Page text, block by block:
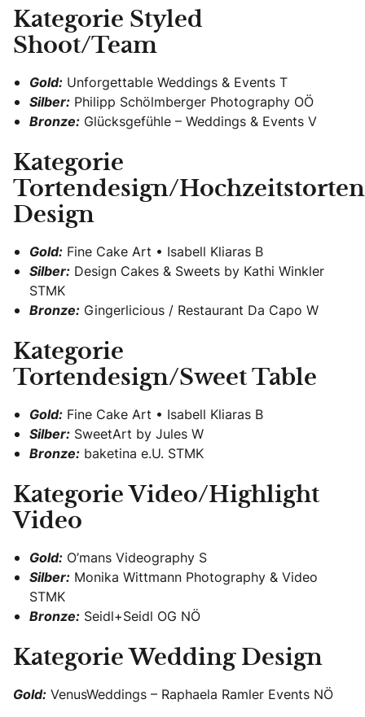
Kategorie Styled
Shoot/Team
Gold: Unforgettable Weddings & Events T
Silber: Philipp Schölmberger Photography OÖ
Bronze: Glücksgefühle – Weddings & Events V
Kategorie
Tortendesign/Hochzeitstorten
Design
Gold: Fine Cake Art • Isabell Kliaras B
Silber: Design Cakes & Sweets by Kathi Winkler
STMK
Bronze: Gingerlicious / Restaurant Da Capo W
Kategorie
Tortendesign/Sweet Table
Gold: Fine Cake Art • Isabell Kliaras B
Silber: SweetArt by Jules W
Bronze: baketina e.U. STMK
Kategorie Video/Highlight
Video
Gold: O’mans Videography S
Silber: Monika Wittmann Photography & Video
STMK
Bronze: Seidl+Seidl OG NÖ
Kategorie Wedding Design
Gold: VenusWeddings – Raphaela Ramler Events NÖ